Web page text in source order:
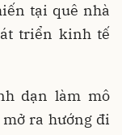
tại quê nhà
triển kinh tế
dạn làm mô
ra hướng đi